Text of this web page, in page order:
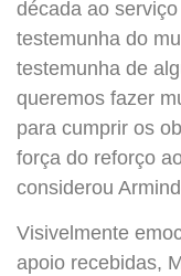
década ao
testemunha do
testemunha de
queremos fazer
para cumprir os
força do reforço
considerou
Visivelmente
apoio recebidas,